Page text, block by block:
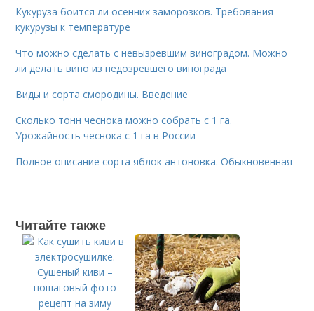
Кукуруза боится ли осенних заморозков. Требования
кукурузы к температуре
Что можно сделать с невызревшим виноградом. Можно
ли делать вино из недозревшего винограда
Виды и сорта смородины. Введение
Сколько тонн чеснока можно собрать с 1 га.
Урожайность чеснока с 1 га в России
Полное описание сорта яблок антоновка. Обыкновенная
Читайте также